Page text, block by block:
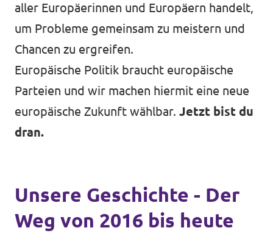
aller Europäerinnen und Europäern handelt,
um Probleme gemeinsam zu meistern und
Chancen zu ergreifen.
Europäische Politik braucht europäische
Parteien und wir machen hiermit eine neue
europäische Zukunft wählbar. Jetzt bist du
dran.
Unsere Geschichte - Der
Weg von 2016 bis heute